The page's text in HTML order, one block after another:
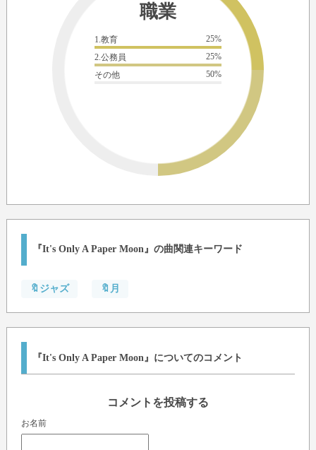
職業
1.教育
25%
2.公務員
25%
その他
50%
『It's Only A Paper Moon』の曲関連キーワード
🔖ジャズ 🔖月
『It's Only A Paper Moon』についてのコメント
コメントを投稿する
お名前